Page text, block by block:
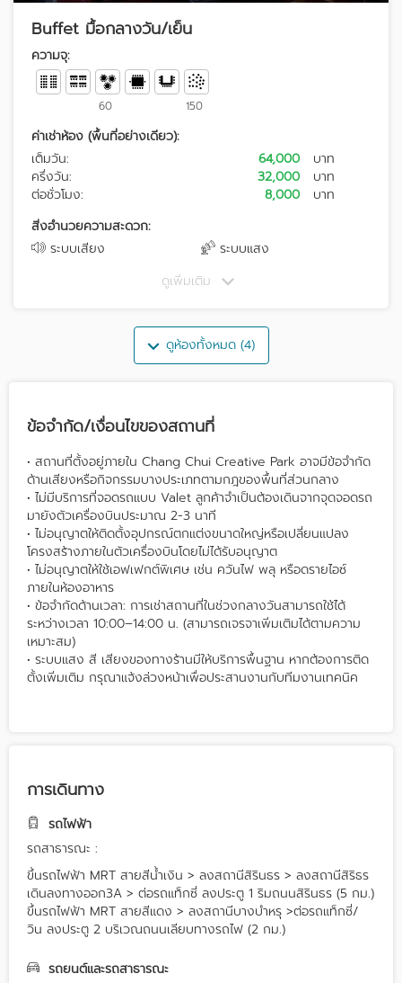
Buffet มื้อกลางวัน/เย็น
ความจุ:
60 150
ค่าเช่าห้อง (พื้นที่อย่างเดียว):
เต็มวัน:
64,000
บาท
ครึ่งวัน:
32,000
บาท
ต่อชั่วโมง:
8,000
บาท
สิ่งอำนวยความสะดวก:
ระบบเสียง
ระบบแสง
ดูเพิ่มเติม
ดูห้องทั้งหมด (4)
ข้อจำกัด/เงื่อนไขของสถานที่
• สถานที่ตั้งอยู่ภายใน Chang Chui Creative Park อาจมีข้อจำกัด
ด้านเสียงหรือกิจกรรมบางประเภทตามกฎของพื้นที่ส่วนกลาง
• ไม่มีบริการที่จอดรถแบบ Valet ลูกค้าจำเป็นต้องเดินจากจุดจอดรถ
มายังตัวเครื่องบินประมาณ 2-3 นาที
• ไม่อนุญาตให้ติดตั้งอุปกรณ์ตกแต่งขนาดใหญ่หรือเปลี่ยนแปลง
โครงสร้างภายในตัวเครื่องบินโดยไม่ได้รับอนุญาต
• ไม่อนุญาตให้ใช้เอฟเฟกต์พิเศษ เช่น ควันไฟ พลุ หรือดรายไอซ์
ภายในห้องอาหาร
• ข้อจำกัดด้านเวลา: การเช่าสถานที่ในช่วงกลางวันสามารถใช้ได้
ระหว่างเวลา 10:00–14:00 น. (สามารถเจรจาเพิ่มเติมได้ตามความ
เหมาะสม)
• ระบบแสง สี เสียงของทางร้านมีให้บริการพื้นฐาน หากต้องการติด
ตั้งเพิ่มเติม กรุณาแจ้งล่วงหน้าเพื่อประสานงานกับทีมงานเทคนิค
การเดินทาง
รถไฟฟ้า
รถสาธารณะ :
ขึ้นรถไฟฟ้า MRT สายสีน้ำเงิน > ลงสถานีสิรินธร > ลงสถานีสิริธร
เดินลงทางออก3A > ต่อรถแท็กซี่ ลงประตู 1 ริมถนนสิรินธร (5 กม.)
ขึ้นรถไฟฟ้า MRT สายสีแดง > ลงสถานีบางบำหรุ >ต่อรถแท็กซี่/
วิน ลงประตู 2 บริเวณถนนเลียบทางรถไฟ (2 กม.)
รถยนต์และรถสาธารณะ